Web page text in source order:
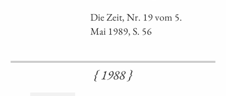
Die Zeit, Nr. 19 vom 5.
Mai 1989, S. 56
{ 1988 }